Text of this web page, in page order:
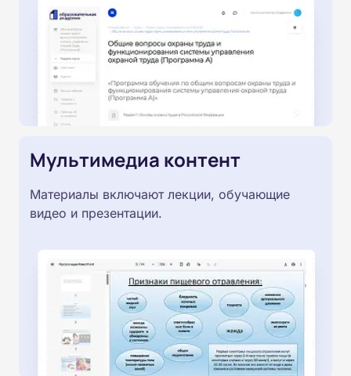
Мультимедиа контент
Материалы включают лекции, обучающие
видео и презентации.